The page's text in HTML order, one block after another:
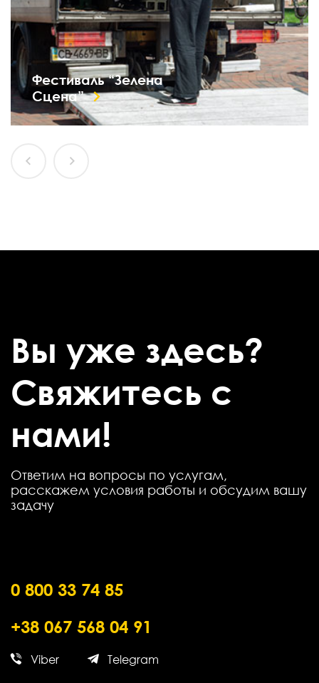
Фестиваль “Зелена
Сцена”
Вы уже здесь?
Свяжитесь с
нами!
Ответим на вопросы по услугам,
расскажем условия работы и обсудим вашу
задачу
0 800 33 74 85
+38 067 568 04 91
Viber Telegram